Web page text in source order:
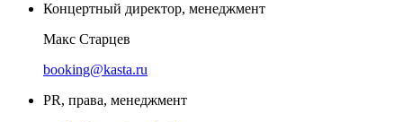
Концертный директор, менеджмент
Макс Старцев
booking@kasta.ru
PR, права, менеджмент